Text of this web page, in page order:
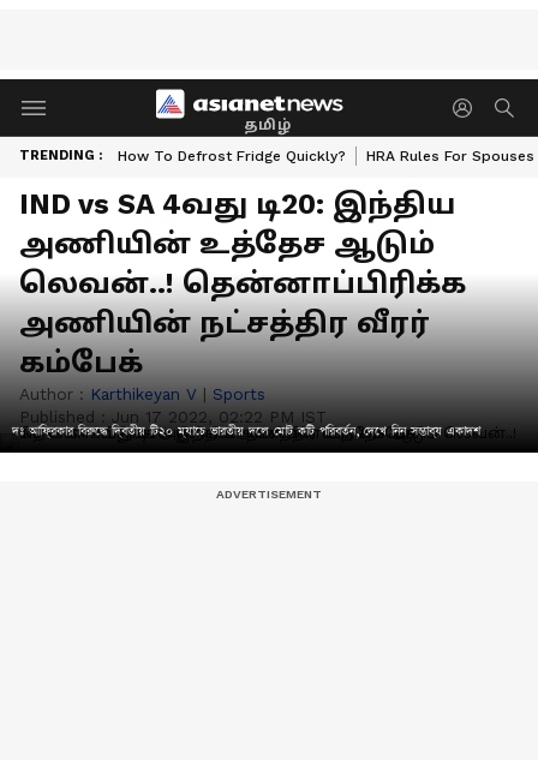
தமிழ்
TRENDING : How To Defrost Fridge Quickly? HRA Rules For Spouses
IND vs SA 4வது டி20: இந்திய
அணியின் உத்தேச ஆடும்
லெவன்..! தென்னாப்பிரிக்க
அணியின் நட்சத்திர வீரர்
கம்பேக்
Author : Karthikeyan V | Sports
Published : Jun 17 2022, 02:22 PM IST
দঃ আফ্রিকার বিরুদ্ধে দ্বিতীয় টি২০ ম্যাচে ভারতীয় দলে মোট কটি পরিবর্তন, দেখে নিন সম্ভাব্য একাদশ